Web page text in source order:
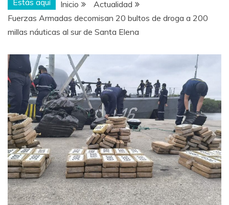
Inicio
Actualidad
Fuerzas Armadas decomisan 20 bultos de droga a 200
millas náuticas al sur de Santa Elena